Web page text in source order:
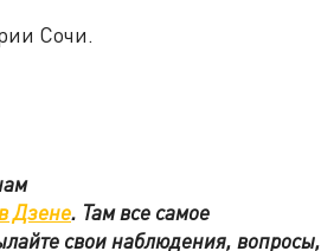
Сочи.
Дзене. Там все самое
свои наблюдения, вопросы,